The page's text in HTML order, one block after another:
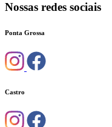
Nossas redes sociais
Ponta Grossa
Castro